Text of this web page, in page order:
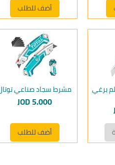
أضف للطلب
18 ملم برغي مشرط سجاد صناعي
السعر
JOD 5.000
أضف للطلب